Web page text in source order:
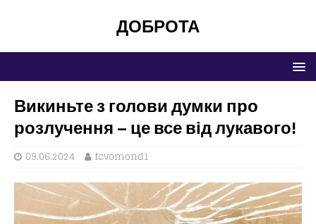
ДОБРОТА
Викиньте з голови думки про
розлучення – це все від лукавого!
09.06.2024 fcvomond1